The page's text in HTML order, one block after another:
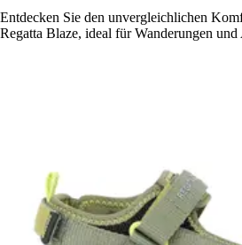
Entdecken Sie den unvergleichlichen
Regatta Blaze, ideal für Wanderungen